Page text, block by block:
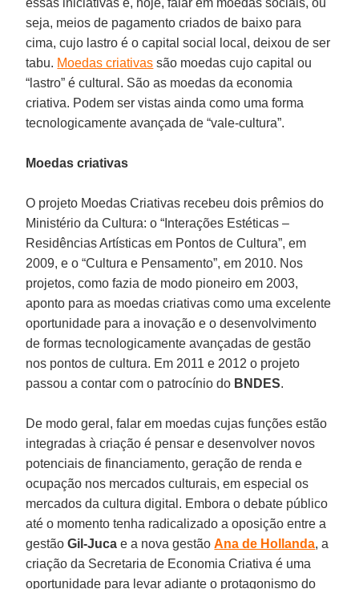
essas iniciativas e, hoje, falar em moedas sociais, ou
seja, meios de pagamento criados de baixo para
cima, cujo lastro é o capital social local, deixou de ser
tabu. Moedas criativas são moedas cujo capital ou
“lastro” é cultural. São as moedas da economia
criativa. Podem ser vistas ainda como uma forma
tecnologicamente avançada de “vale-cultura”.
Moedas criativas
O projeto Moedas Criativas recebeu dois prêmios do
Ministério da Cultura: o “Interações Estéticas –
Residências Artísticas em Pontos de Cultura”, em
2009, e o “Cultura e Pensamento”, em 2010. Nos
projetos, como fazia de modo pioneiro em 2003,
aponto para as moedas criativas como uma excelente
oportunidade para a inovação e o desenvolvimento
de formas tecnologicamente avançadas de gestão
nos pontos de cultura. Em 2011 e 2012 o projeto
passou a contar com o patrocínio do BNDES.
De modo geral, falar em moedas cujas funções estão
integradas à criação é pensar e desenvolver novos
potenciais de financiamento, geração de renda e
ocupação nos mercados culturais, em especial os
mercados da cultura digital. Embora o debate público
até o momento tenha radicalizado a oposição entre a
gestão Gil-Juca e a nova gestãoAna de Hollanda, a
criação da Secretaria de Economia Criativa é uma
oportunidade para levar adiante o protagonismo do